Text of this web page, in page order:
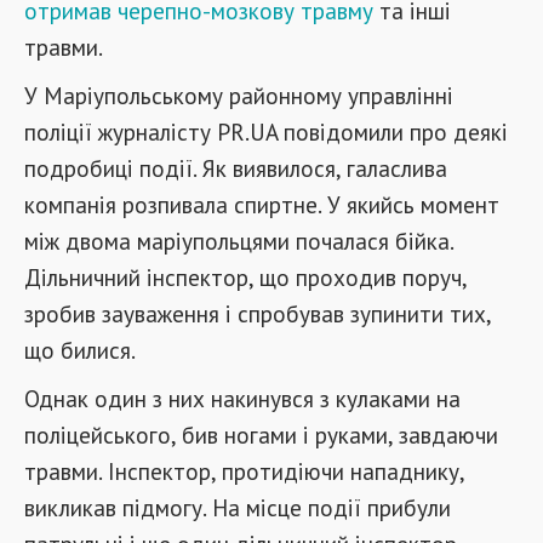
отримав черепно-мозкову травму та інші
травми.
У Маріупольському районному управлінні
поліції журналісту PR.UA повідомили про деякі
подробиці події. Як виявилося, галаслива
компанія розпивала спиртне. У якийсь момент
між двома маріупольцями почалася бійка.
Дільничний інспектор, що проходив поруч,
зробив зауваження і спробував зупинити тих,
що билися.
Однак один з них накинувся з кулаками на
поліцейського, бив ногами і руками, завдаючи
травми. Інспектор, протидіючи нападнику,
викликав підмогу. На місце події прибули